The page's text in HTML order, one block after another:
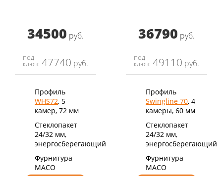
34500 руб.
под
ключ: 47740 руб.
Профиль
WHS72, 5
камер, 72 мм
Стеклопакет
24/32 мм,
энергосберегающий
Фурнитура
MACO
36790 руб.
под
ключ: 49110 руб.
Профиль
Swingline 70, 4
камеры, 60 мм
Стеклопакет
24/32 мм,
энергосберегающий
Фурнитура
MACO